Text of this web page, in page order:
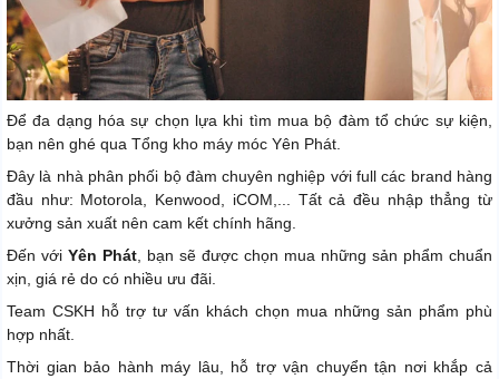
Để đa dạng hóa sự chọn lựa khi tìm mua bộ đàm tổ chức sự kiện,
bạn nên ghé qua Tổng kho máy móc Yên Phát.
Đây là nhà phân phối bộ đàm chuyên nghiệp với full các brand hàng
đầu như: Motorola, Kenwood, iCOM,... Tất cả đều nhập thẳng từ
xưởng sản xuất nên cam kết chính hãng.
Đến với Yên Phát , bạn sẽ được chọn mua những sản phẩm chuẩn
xịn, giá rẻ do có nhiều ưu đãi.
Team CSKH hỗ trợ tư vấn khách chọn mua những sản phẩm phù
hợp nhất.
Thời gian bảo hành máy lâu, hỗ trợ vận chuyển tận nơi khắp cả